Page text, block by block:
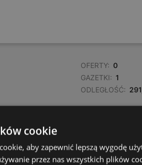
OFERTY: 0
GAZETKI: 1
ODLEGŁOŚĆ:
ODLEGŁOŚĆ:
cookie
aby zapewnić lepszą wygodę
przez nas wszystkich plików